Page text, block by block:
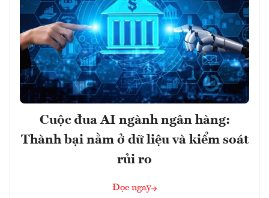
Cuộc đua AI ngành ngân hàng:
Thành bại nằm ở dữ liệu và kiểm soát
rủi ro
Đọc ngay